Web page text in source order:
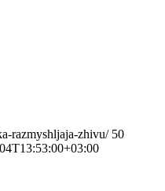
razmyshljaja-zhivu/ 50